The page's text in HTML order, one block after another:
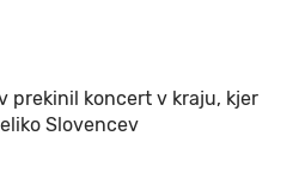
prekinil koncert v kraju, kjer
Slovencev